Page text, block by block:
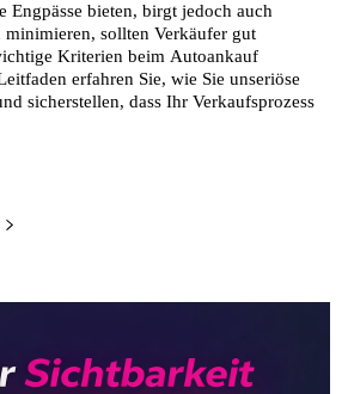
Engpässe bieten, birgt jedoch auch
minimieren, sollten Verkäufer gut
Kriterien beim Autoankauf
erfahren Sie, wie Sie unseriöse
sicherstellen, dass Ihr Verkaufsprozess